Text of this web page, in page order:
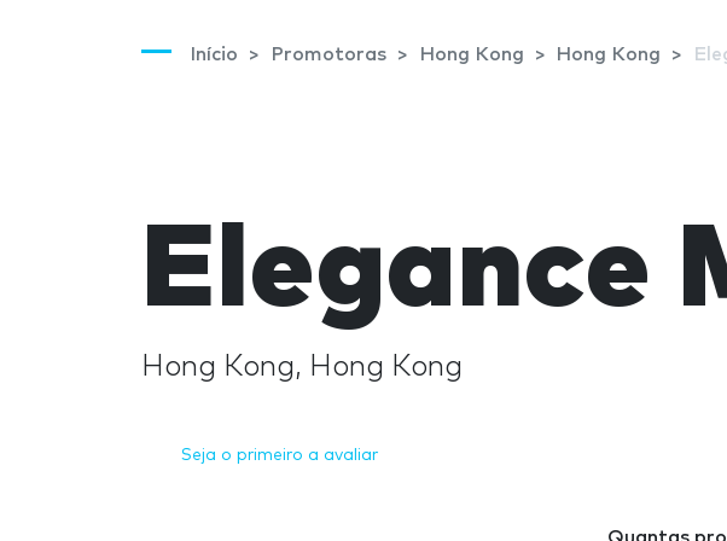
Início Promotoras Hong Kong Hong Kong
Elegance
Hong Kong, Hong Kong
Seja o primeiro a avaliar